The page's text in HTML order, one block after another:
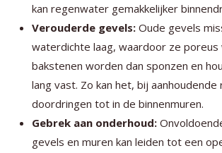
kan regenwater gemakkelijker
Verouderde gevels: Oude gevels
waterdichte laag, waardoor ze poreus
bakstenen worden dan sponzen en
lang vast. Zo kan het, bij aanhoudende
doordringen tot in de binnenmuren.
Gebrek aan onderhoud:
gevels en muren kan leiden tot een